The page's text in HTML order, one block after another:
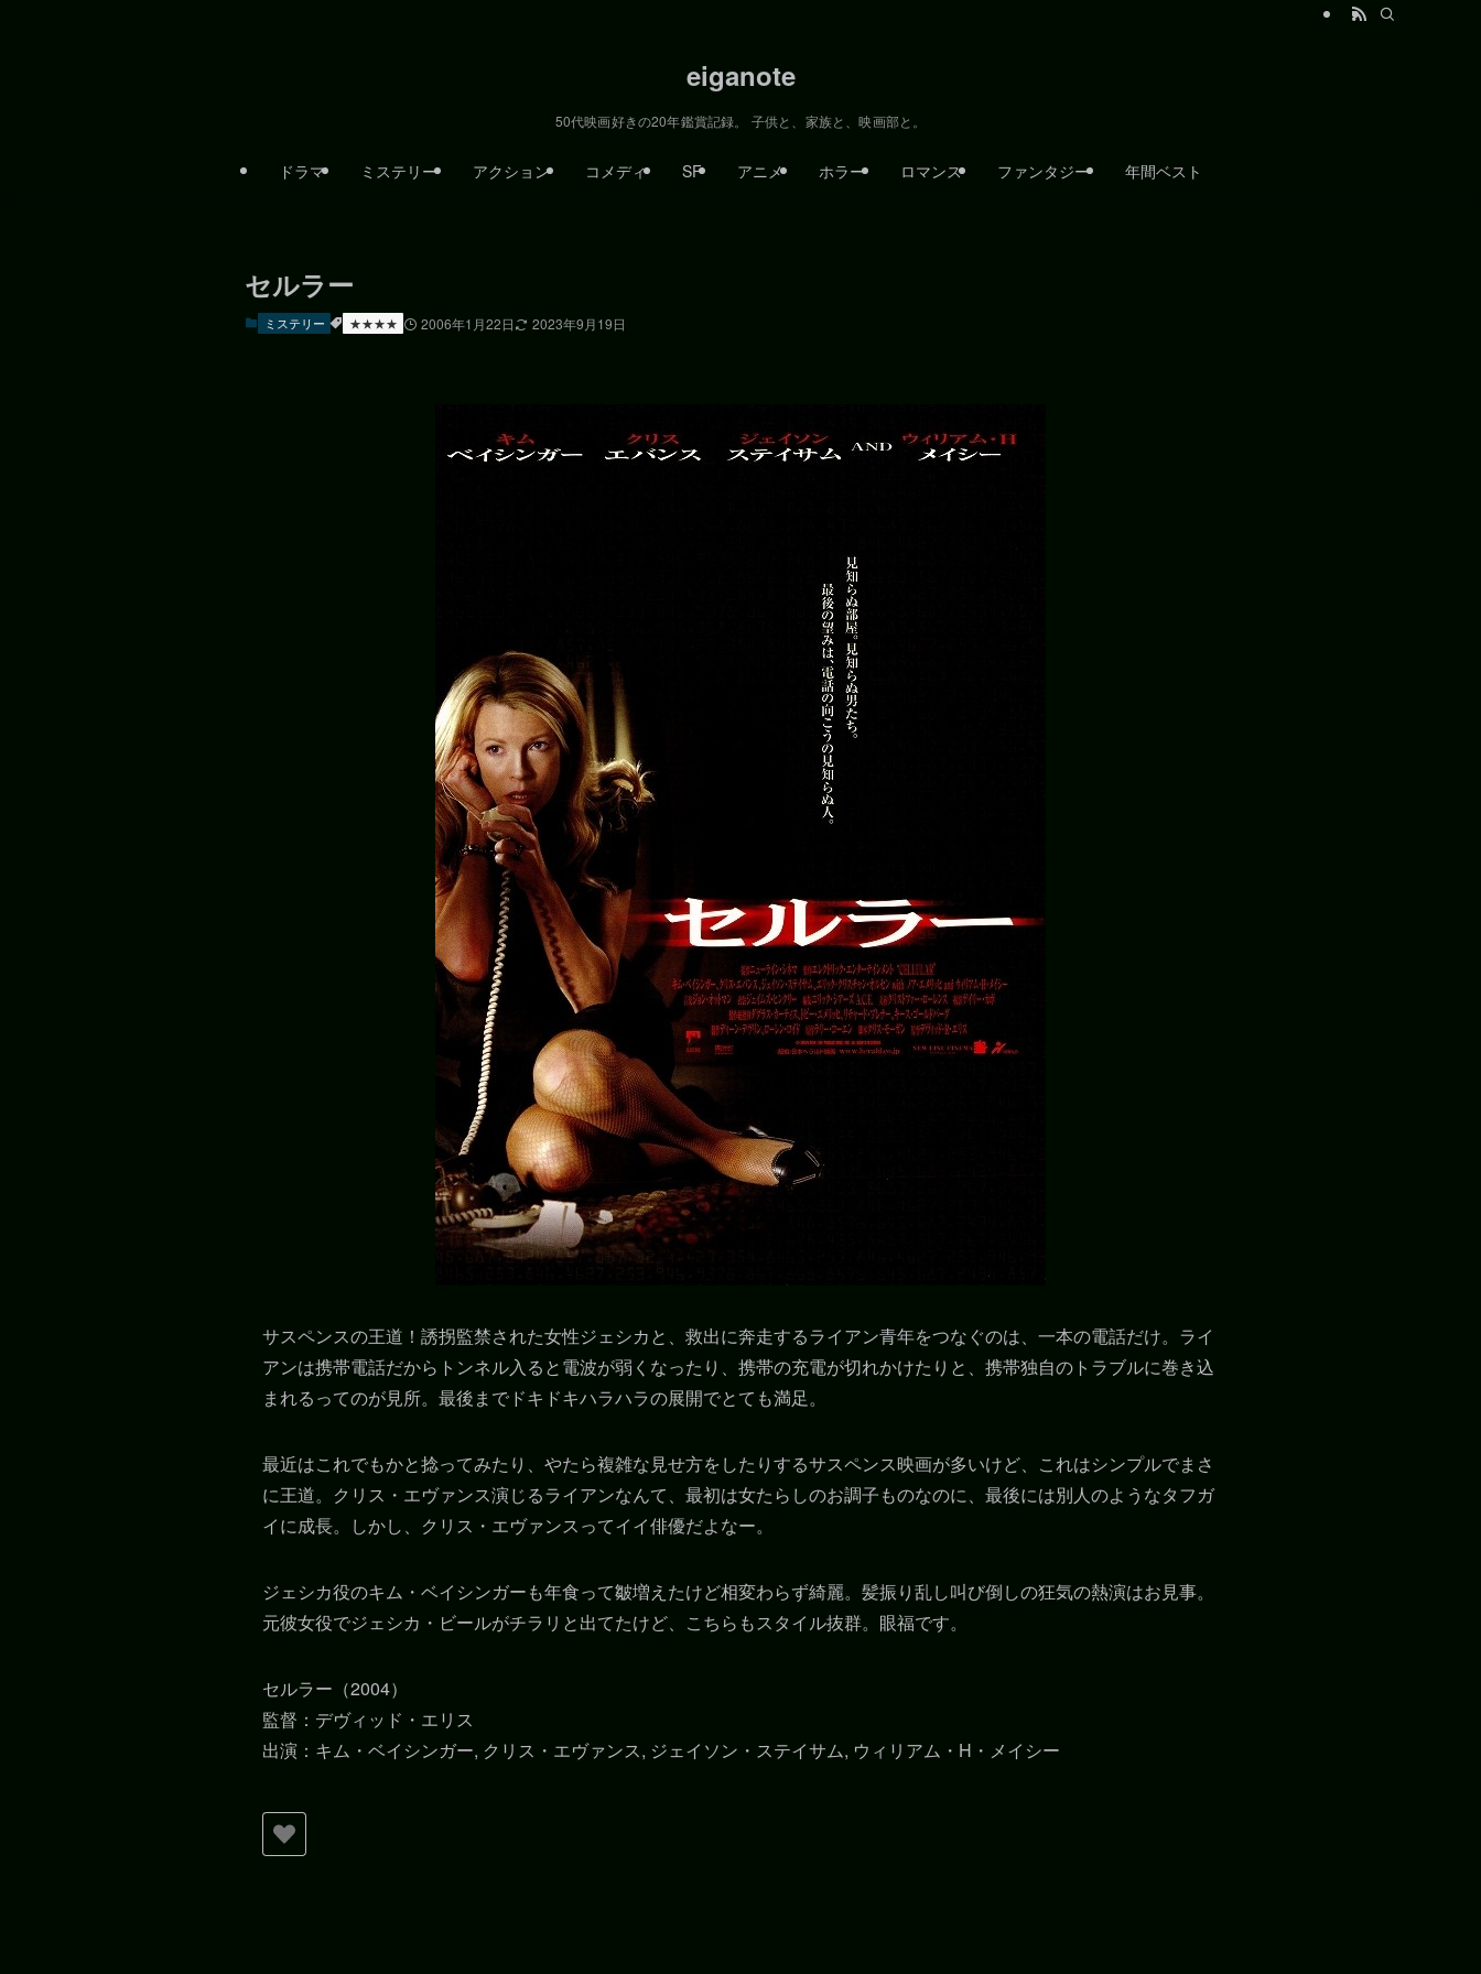
eiganote
50代映画好きの20年鑑賞記録。 子供と、家族と、映画部と。
ドラマ ミステリー アクション コメディ SF アニメ ホラー ロマンス ファンタジー 年間ベスト
セルラー
ミステリー ★★★★ 2006年1月22日 2023年9月19日
サスペンスの王道！誘拐監禁された女性ジェシカと、救出に奔走するライアン青年をつなぐのは、一本の電話だけ。ライ
アンは携帯電話だからトンネル入ると電波が弱くなったり、携帯の充電が切れかけたりと、携帯独自のトラブルに巻き込
まれるってのが見所。最後までドキドキハラハラの展開でとても満足。
最近はこれでもかと捻ってみたり、やたら複雑な見せ方をしたりするサスペンス映画が多いけど、これはシンプルでまさ
に王道。クリス・エヴァンス演じるライアンなんて、最初は女たらしのお調子ものなのに、最後には別人のようなタフガ
イに成長。しかし、クリス・エヴァンスってイイ俳優だよなー。
ジェシカ役のキム・ベイシンガーも年食って皺増えたけど相変わらず綺麗。髪振り乱し叫び倒しの狂気の熱演はお見事。
元彼女役でジェシカ・ビールがチラリと出てたけど、こちらもスタイル抜群。眼福です。
セルラー（2004）
監督：デヴィッド・エリス
出演：キム・ベイシンガー, クリス・エヴァンス, ジェイソン・ステイサム, ウィリアム・H・メイシー